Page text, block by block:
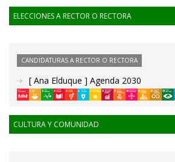
ELECCIONES A RECTOR O RECTORA
CANDIDATURAS A RECTOR O RECTORA
[ Ana Elduque ] Agenda 2030
CULTURA Y COMUNIDAD